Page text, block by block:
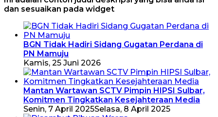
dan sesuaikan pada widget
BGN Tidak Hadiri Sidang Gugatan Perdana di
PN Mamuju
Kamis, 25 Juni 2026
Mantan Wartawan SCTV Pimpin HIPSI Sulbar,
Komitmen Tingkatkan Kesejahteraan Media
Senin, 7 April 2025Selasa, 8 April 2025